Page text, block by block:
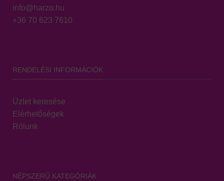
info@harzo.hu
+36 70 623 7610
RENDELÉSI INFORMÁCIÓK
Üzlet keresése
Elérhetőségek
Rólunk
NÉPSZERŰ KATEGÓRIÁK